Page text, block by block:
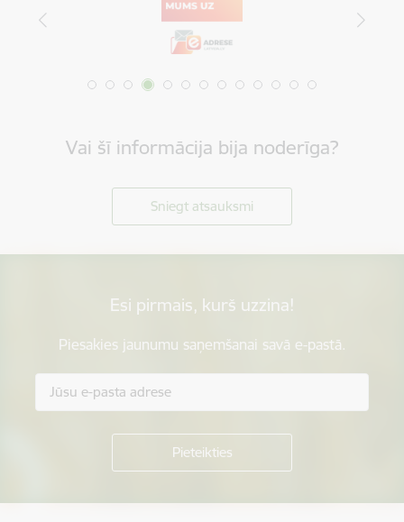
Vai šī informācija bija noderīga?
Sniegt atsauksmi
Esi pirmais, kurš uzzina!
Piesakies jaunumu saņemšanai savā e-pastā.